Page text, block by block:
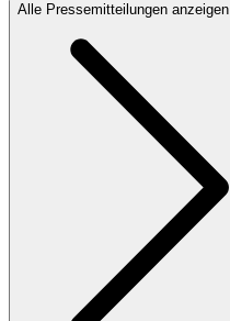
Alle Pressemitteilungen anzeigen